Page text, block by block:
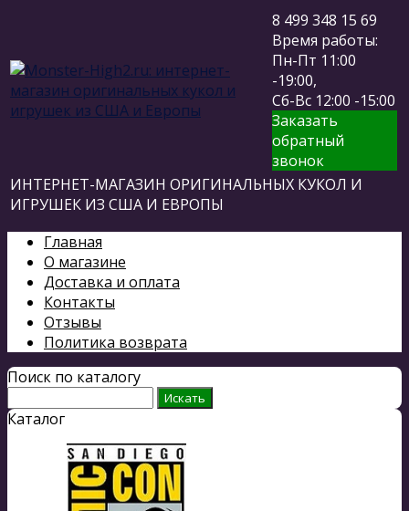
8 499 348 15 69
Время работы:
Пн-Пт 11:00
-19:00,
Сб-Вс 12:00 -15:00
Заказать
обратный
звонок
ИНТЕРНЕТ-МАГАЗИН ОРИГИНАЛЬНЫХ КУКОЛ И
ИГРУШЕК ИЗ США И ЕВРОПЫ
Главная
О магазине
Доставка и оплата
Контакты
Отзывы
Политика возврата
Поиск по каталогу
Каталог